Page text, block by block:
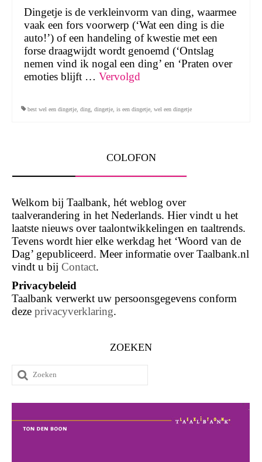
Dingetje is de verkleinvorm van ding, waarmee
vaak een fors voorwerp (‘Wat een ding is die
auto!’) of een handeling of kwestie met een
forse draagwijdt wordt genoemd (‘Ontslag
nemen vind ik nogal een ding’ en ‘Praten over
emoties blijft … Vervolgd
best wel een dingetje ding dingetje is een dingetje wel een dingetje
COLOFON
Welkom bij Taalbank, hét weblog over
taalverandering in het Nederlands. Hier vindt u het
laatste nieuws over taalontwikkelingen en taaltrends.
Tevens wordt hier elke werkdag het ‘Woord van de
Dag’ gepubliceerd. Meer informatie over Taalbank.nl
vindt u bij Contact.
Privacybeleid
Taalbank verwerkt uw persoonsgegevens conform
deze privacyverklaring.
ZOEKEN
Zoeken
naar: